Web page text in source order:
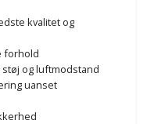
kvalitet og
forhold
og luftmodstand
uanset